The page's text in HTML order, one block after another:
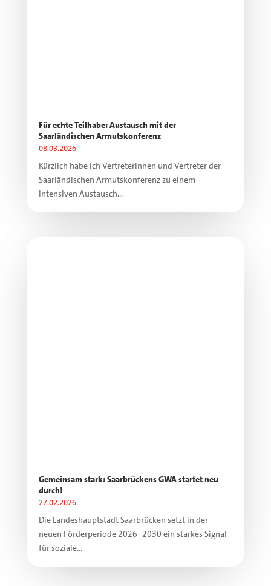
Für echte Teilhabe: Austausch mit der
Saarländischen Armutskonferenz
08.03.2026
Kürzlich habe ich Vertreterinnen und Vertreter der
Saarländischen Armutskonferenz zu einem
intensiven Austausch...
Gemeinsam stark: Saarbrückens GWA startet neu
durch!
27.02.2026
Die Landeshauptstadt Saarbrücken setzt in der
neuen Förderperiode 2026–2030 ein starkes Signal
für soziale...